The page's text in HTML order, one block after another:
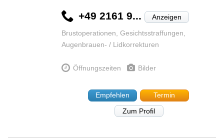
+49 2161 9... Anzeigen
Brustoperationen, Gesichtsstraffungen,
Augenbrauen- / Lidkorrekturen
Öffnungszeiten Bilder
Empfehlen
Termin
Zum Profil